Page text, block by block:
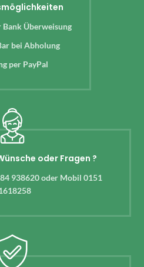
Bank Überweisung
bei Abholung
per PayPal
oder Fragen ?
938620 oder Mobil 0151